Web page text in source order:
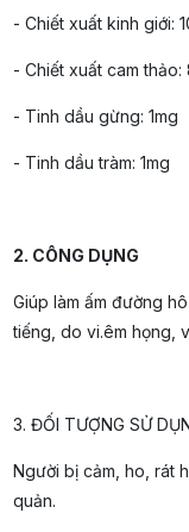
- Chiết xuất kinh giới:
- Chiết xuất cam thảo:
- Tinh dầu gừng: 1mg
- Tinh dầu tràm: 1mg
2. CÔNG DỤNG
Giúp làm ấm đường
tiếng, do vi.êm họng,
3. ĐỐI TƯỢNG SỬ
Người bị cảm, ho, rát
quản.